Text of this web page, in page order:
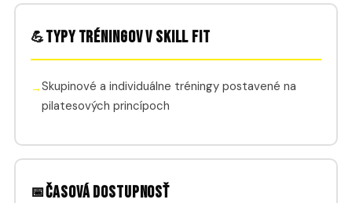
💪Typy tréningov v Skill FIT
Skupinové a individuálne tréningy postavené na
pilatesových princípoch
📅Časová dostupnosť